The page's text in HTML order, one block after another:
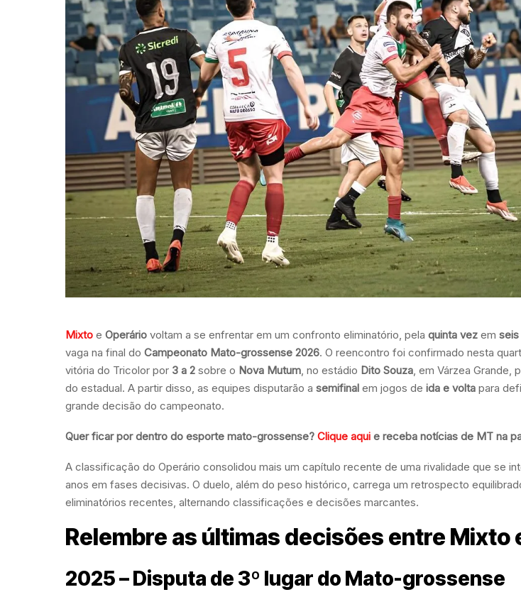
Mixto e Operário voltam a se enfrentar em um confronto eliminatório, pela quinta vez em seis
vaga na final do Campeonato Mato-grossense 2026. O reencontro foi confirmado nesta
vitória do Tricolor por 3 a 2 sobre o Nova Mutum, no estádio Dito Souza, em Várzea Grande,
do estadual. A partir disso, as equipes disputarão a semifinal em jogos de ida e volta para
grande decisão do campeonato.
Quer ficar por dentro do esporte mato-grossense? Clique aqui e receba notícias de MT na
A classificação do Operário consolidou mais um capítulo recente de uma rivalidade que se
anos em fases decisivas. O duelo, além do peso histórico, carrega um retrospecto
eliminatórios recentes, alternando classificações e decisões marcantes.
Relembre as últimas decisões entre Mixto
2025 – Disputa de 3º lugar do Mato-grossense